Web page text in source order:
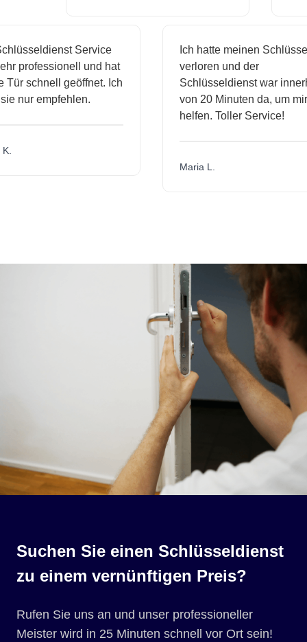
Service
professionell und hat
schnell geöffnet. Ich
nur empfehlen.
Ich hatte meinen Schlüssel
verloren und der
Schlüsseldienst war
von 20 Minuten da, um mir
helfen. Toller Service!
Maria L.
Suchen Sie einen Schlüsseldienst
zu einem vernünftigen Preis?
Rufen Sie uns an und unser professioneller
Meister wird in 25 Minuten schnell vor Ort sein!